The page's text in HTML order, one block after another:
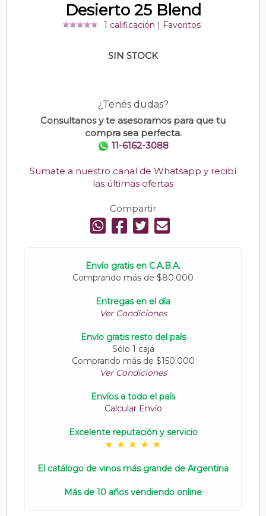
Desierto 25 Blend
1 calificación Favoritos
SIN STOCK
¿Tenés dudas?
Consultanos y te asesoramos para que tu
compra sea perfecta.
11-6162-3088
Sumate a nuestro canal de Whatsapp y recibí
las últimas ofertas
Compartir
Envío gratis en C.A.B.A.
Comprando más de $80.000
Entregas en el día
Ver Condiciones
Envío gratis resto del país
Sólo 1 caja
Comprando más de $150.000
Ver Condiciones
Envíos a todo el país
Calcular Envío
Excelente reputación y servicio
El catálogo de vinos más grande de Argentina
Más de 10 años vendiendo online